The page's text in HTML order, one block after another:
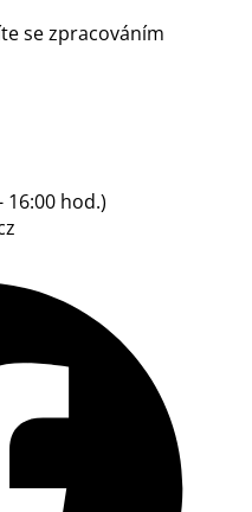
sezpracováním
16:00 hod.)